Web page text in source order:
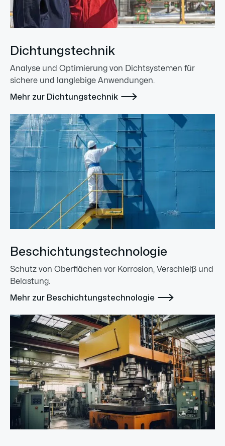
Dichtungstechnik
Analyse und Optimierung von Dichtsystemen für
sichere und langlebige Anwendungen.
Mehr zur Dichtungstechnik 
Beschichtungstechnologie
Schutz von Oberflächen vor Korrosion, Verschleiß und
Belastung.
Mehr zur Beschichtungstechnologie 